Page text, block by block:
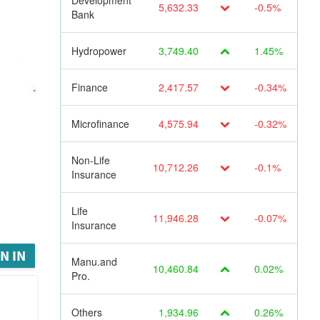
IN
Bank
5,632.33 -0.5%
Hydropower 3,749.40 1.45%
Finance 2,417.57 -0.34%
Microfinance 4,575.94 -0.32%
Non-Life
Insurance
10,712.26 -0.1%
Life
Insurance
11,946.28 -0.07%
Manu.and
Pro.
10,460.84 0.02%
Others 1,934.96 0.26%